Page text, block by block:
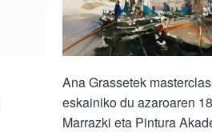
Ana Grassetek
eskainiko du azaroaren
Marrazki eta Pintura